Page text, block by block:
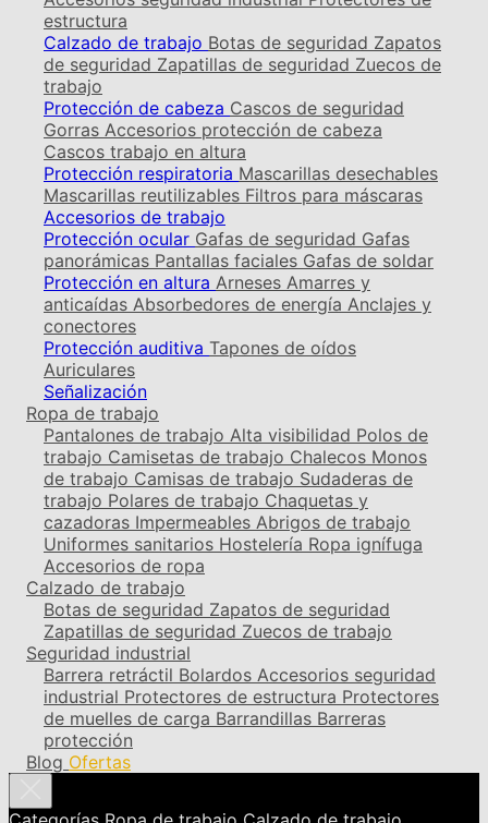
estructura
Calzado de trabajo Botas de seguridad Zapatos
de seguridad Zapatillas de seguridad Zuecos de
trabajo
Protección de cabeza Cascos de seguridad
Gorras Accesorios protección de cabeza
Cascos trabajo en altura
Protección respiratoria Mascarillas desechables
Mascarillas reutilizables Filtros para máscaras
Accesorios de trabajo
Protección ocular Gafas de seguridad Gafas
panorámicas Pantallas faciales Gafas de soldar
Protección en altura Arneses Amarres y
anticaídas Absorbedores de energía Anclajes y
conectores
Protección auditiva Tapones de oídos
Auriculares
Señalización
Ropa de trabajo
Pantalones de trabajo Alta visibilidad Polos de
trabajo Camisetas de trabajo Chalecos Monos
de trabajo Camisas de trabajo Sudaderas de
trabajo Polares de trabajo Chaquetas y
cazadoras Impermeables Abrigos de trabajo
Uniformes sanitarios Hostelería Ropa ignífuga
Accesorios de ropa
Calzado de trabajo
Botas de seguridad Zapatos de seguridad
Zapatillas de seguridad Zuecos de trabajo
Seguridad industrial
Barrera retráctil Bolardos Accesorios seguridad
industrial Protectores de estructura Protectores
de muelles de carga Barrandillas Barreras
protección
Blog Ofertas